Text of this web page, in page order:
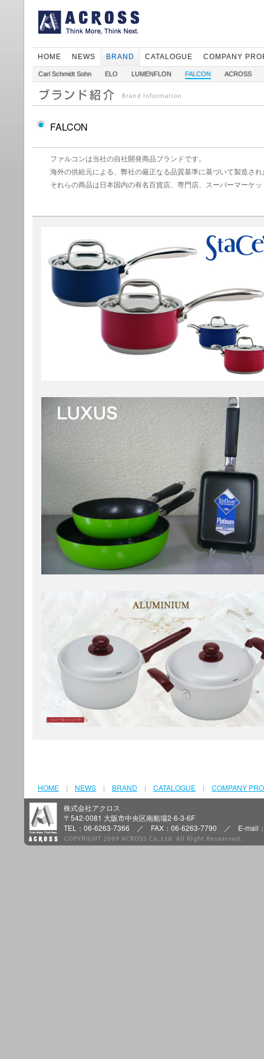
HOME NEWS BRAND CATALOGUE COMPANY
Carl Schmidt Sohn ELO LUMENFLON FALCON ACROSS
FALCON
ファルコンは当社の自社開発商品ブランドです。
海外の供給元による、弊社の厳正なる品質基準に基づいて製造さ
それらの商品は日本国内の有名百貨店、専門店、スーパーマーケ
HOME | NEWS | BRAND | CATALOGUE | COMPANY
株式会社アクロス
〒542-0081 大阪市中央区南船場2-6-3-6F
TEL：06-6263-7366 ／ FAX：06-6263-7790 ／ E-mail